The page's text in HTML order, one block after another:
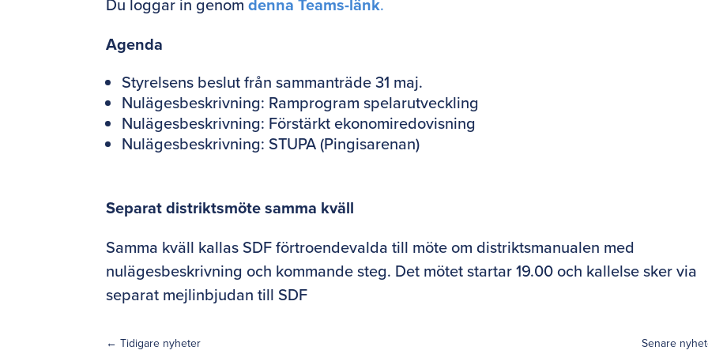
Agenda
Styrelsens beslut från sammanträde 31 maj.
Nulägesbeskrivning: Ramprogram spelarutveckling
Nulägesbeskrivning: Förstärkt ekonomiredovisning
Nulägesbeskrivning: STUPA (Pingisarenan)
Separat distriktsmöte samma kväll
Samma kväll kallas SDF förtroendevalda till möte om distriktsmanualen med
nulägesbeskrivning och kommande steg. Det mötet startar 19.00 och kallelse sker via
separat mejlinbjudan till SDF
←Tidigare nyheter Senare